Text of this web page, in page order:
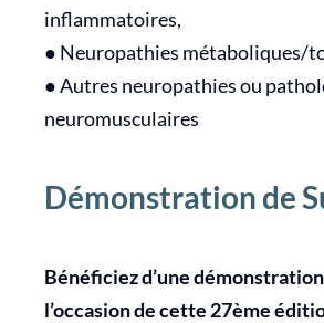
inflammatoires,
● Neuropathies métaboliques/
● Autres neuropathies ou
neuromusculaires
Démonstration de
Bénéficiez d’une
l’occasion de cette 27ème